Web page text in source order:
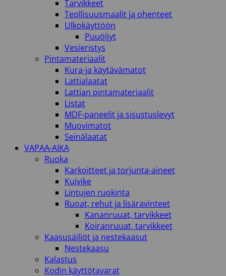
Tarvikkeet
Teollisuusmaalit ja ohenteet
Ulkokäyttöön
Puuöljyt
Vesieristys
Pintamateriaalit
Kura-ja käytävämatot
Lattialaatat
Lattian pintamateriaalit
Listat
MDF-paneelit ja sisustuslevyt
Muovimatot
Seinälaatat
VAPAA-AIKA
Ruoka
Karkoitteet ja torjunta-aineet
Kuivike
Lintujen ruokinta
Ruoat, rehut ja lisäravinteet
Kananruuat, tarvikkeet
Koiranruuat, tarvikkeet
Kaasusäiliöt ja nestekaasut
Nestekaasu
Kalastus
Kodin käyttötavarat